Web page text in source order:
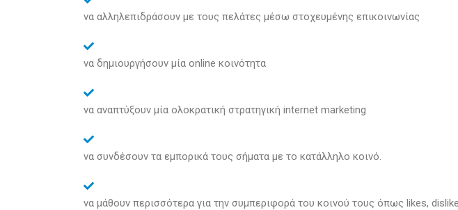
να αλληλεπιδράσουν με τους πελάτες μέσω στοχευμένης επικοινωνίας
να δημιουργήσουν μία online κοινότητα
να αναπτύξουν μία ολοκρατική στρατηγική internet marketing
να συνδέσουν τα εμπορικά τους σήματα με το κατάλληλο κοινό.
να μάθουν περισσότερα για την συμπεριφορά του κοινού τους όπως likes,